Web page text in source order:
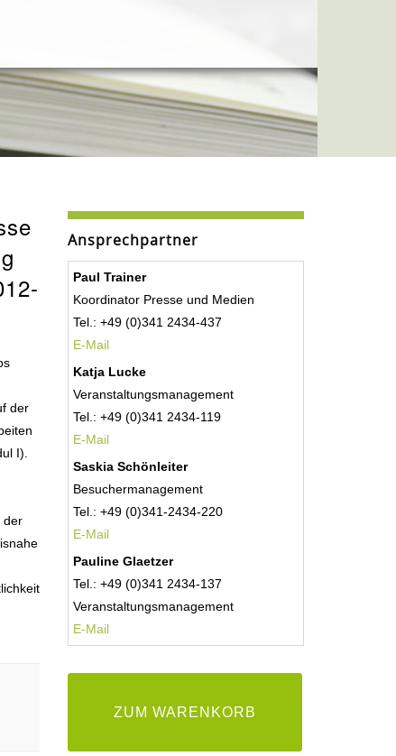
der
I).
der
Ansprechpartner
Paul Trainer
Koordinator Presse und Medien
Tel.: +49 (0)341 2434-437
E-Mail
Katja Lucke
Veranstaltungsmanagement
Tel.: +49 (0)341 2434-119
E-Mail
Saskia Schönleiter
Besuchermanagement
Tel.: +49 (0)341-2434-220
E-Mail
Pauline Glaetzer
Tel.: +49 (0)341 2434-137
Veranstaltungsmanagement
E-Mail
ZUM WARENKORB